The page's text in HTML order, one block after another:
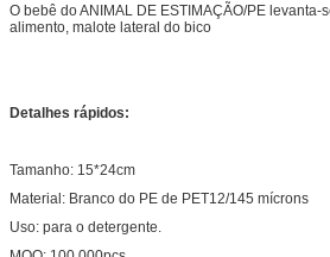
O bebê do ANIMAL DE ESTIMAÇÃO/PE levanta-
alimento, malote lateral do bico
Detalhes rápidos:
Tamanho: 15*24cm
Material: Branco do PE de PET12/145 mícrons
Uso: para o detergente.